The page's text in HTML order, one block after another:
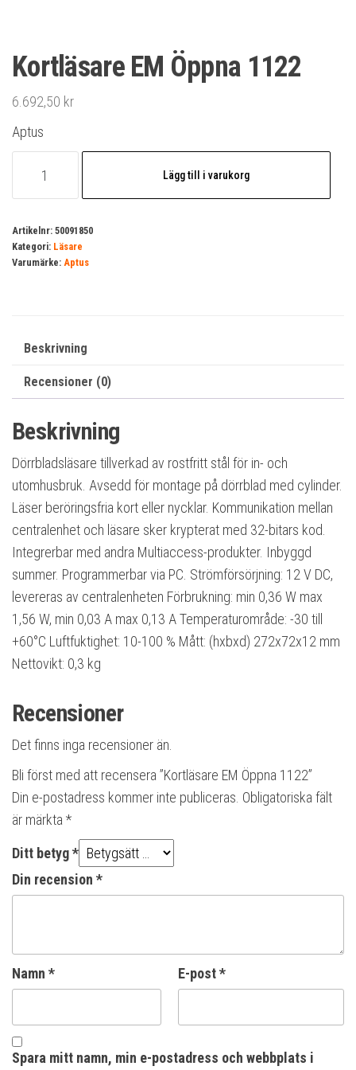
Kortläsare EM Öppna 1122
6.692,50 kr
Aptus
1122
mängd
Lägg till i varukorg
Artikelnr: 50091850
Kategori: Läsare
Varumärke: Aptus
Beskrivning
Recensioner (0)
Beskrivning
Dörrbladsläsare tillverkad av rostfritt stål för in- och
utomhusbruk. Avsedd för montage på dörrblad med cylinder.
Läser beröringsfria kort eller nycklar. Kommunikation mellan
centralenhet och läsare sker krypterat med 32-bitars kod.
Integrerbar med andra Multiaccess-produkter. Inbyggd
summer. Programmerbar via PC. Strömförsörjning: 12 V DC,
levereras av centralenheten Förbrukning: min 0,36 W max
1,56 W, min 0,03 A max 0,13 A Temperaturområde: -30 till
+60°C Luftfuktighet: 10-100 % Mått: (hxbxd) 272x72x12 mm
Nettovikt: 0,3 kg
Recensioner
Det finns inga recensioner än.
Bli först med att recensera ”Kortläsare EM Öppna 1122”
Din e-postadress kommer inte publiceras. Obligatoriska fält
är märkta *
Ditt betyg*
Din recension *
Namn * E-post*
Spara mitt namn, min e-postadress och webbplats i